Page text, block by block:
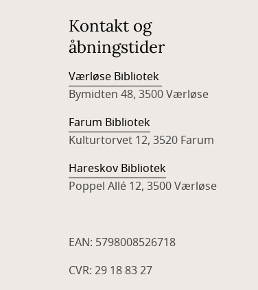
Kontakt og
åbningstider
Værløse Bibliotek
Bymidten 48, 3500 Værløse
Farum Bibliotek
Kulturtorvet 12, 3520 Farum
Hareskov Bibliotek
Poppel Allé 12, 3500 Værløse
EAN: 5798008526718
CVR: 29 18 83 27